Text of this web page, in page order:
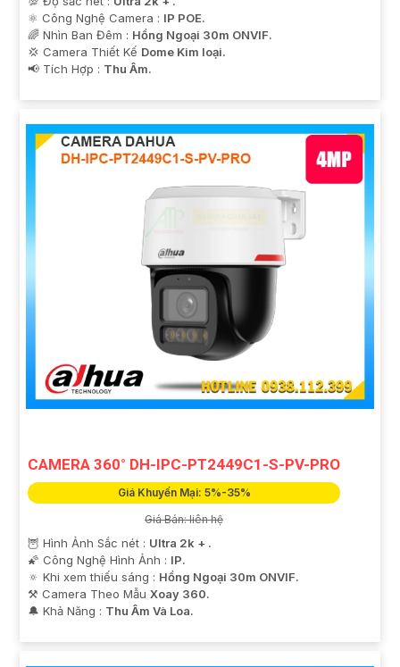
⚛️ Công Nghệ Camera : IP POE.
🌈 Nhìn Ban Đêm : Hồng Ngoại 30m ONVIF.
💢 Camera Thiết Kế Dome Kim loại.
️📢 Tích Hợp : Thu Âm.
CAMERA 360° DH-IPC-PT2449C1-S-PV-PRO
Giá Khuyến Mại: 5%-35%
Giá Bán: liên hệ
🦉 Hình Ảnh Sắc nét : Ultra 2k + .
🌠 Công Nghệ Hình Ảnh : IP.
🔅 Khi xem thiếu sáng : Hồng Ngoại 30m ONVIF.
⚒ Camera Theo Mẫu Xoay 360.
️🔔 Khả Năng : Thu Âm Và Loa.